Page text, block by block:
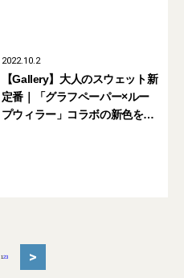
2022.10.2
【Gallery】大人のスウェット新
定番｜「グラフペーパー×ルー
プウィラー」コラボの新色を
123 >